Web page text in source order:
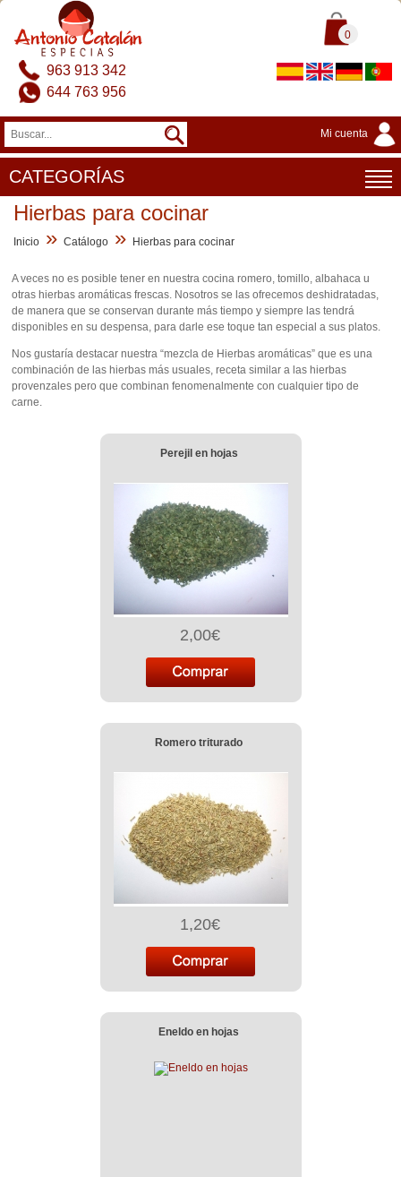
0
963 913 342
644 763 956
Mi cuenta
CATEGORÍAS
Hierbas para cocinar
Inicio » Catálogo » Hierbas para cocinar
A veces no es posible tener en nuestra cocina romero, tomillo, albahaca u
otras hierbas aromáticas frescas. Nosotros se las ofrecemos deshidratadas,
de manera que se conservan durante más tiempo y siempre las tendrá
disponibles en su despensa, para darle ese toque tan especial a sus platos.
Nos gustaría destacar nuestra “mezcla de Hierbas aromáticas” que es una
combinación de las hierbas más usuales, receta similar a las hierbas
provenzales pero que combinan fenomenalmente con cualquier tipo de
carne.
Perejil en hojas
2,00€
Romero triturado
1,20€
Eneldo en hojas